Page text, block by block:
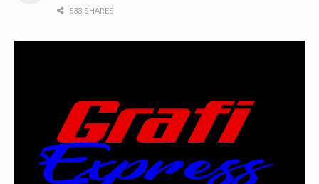
533 SHARES